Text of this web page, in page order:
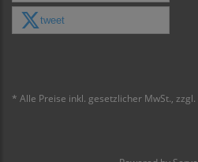
tweet
* Alle Preise inkl. gesetzlicher MwSt., zzgl.